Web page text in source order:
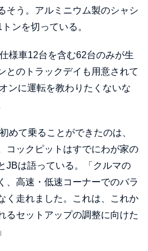
そう。アルミニウム製のシャシ
ンを切っている。
様車12台を含む62台のみが生
とのトラックデイも用意されて
ンに運転を教わりたくないな
めて乗ることができたのは、
コックピットはすでにわが家の
JBは語っている。「クルマの
、高速・低速コーナーでのバラ
く走れました。これは、これか
るセットアップの調整に向けた